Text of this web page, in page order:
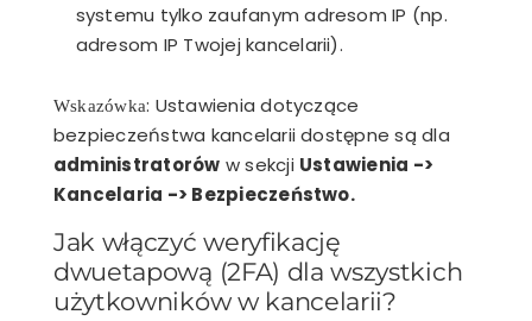
systemu tylko zaufanym adresom IP (np.
adresom IP Twojej kancelarii).
Wskazówka: Ustawienia dotyczące
bezpieczeństwa kancelarii dostępne są dla
administratorów w sekcji Ustawienia ->
Kancelaria -> Bezpieczeństwo.
Jak włączyć weryfikację
dwuetapową (2FA) dla wszystkich
użytkowników w kancelarii?